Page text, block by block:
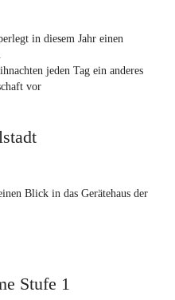
in diesem Jahr einen
jeden Tag ein anderes
vor
Blick in das Gerätehaus der
Stufe 1